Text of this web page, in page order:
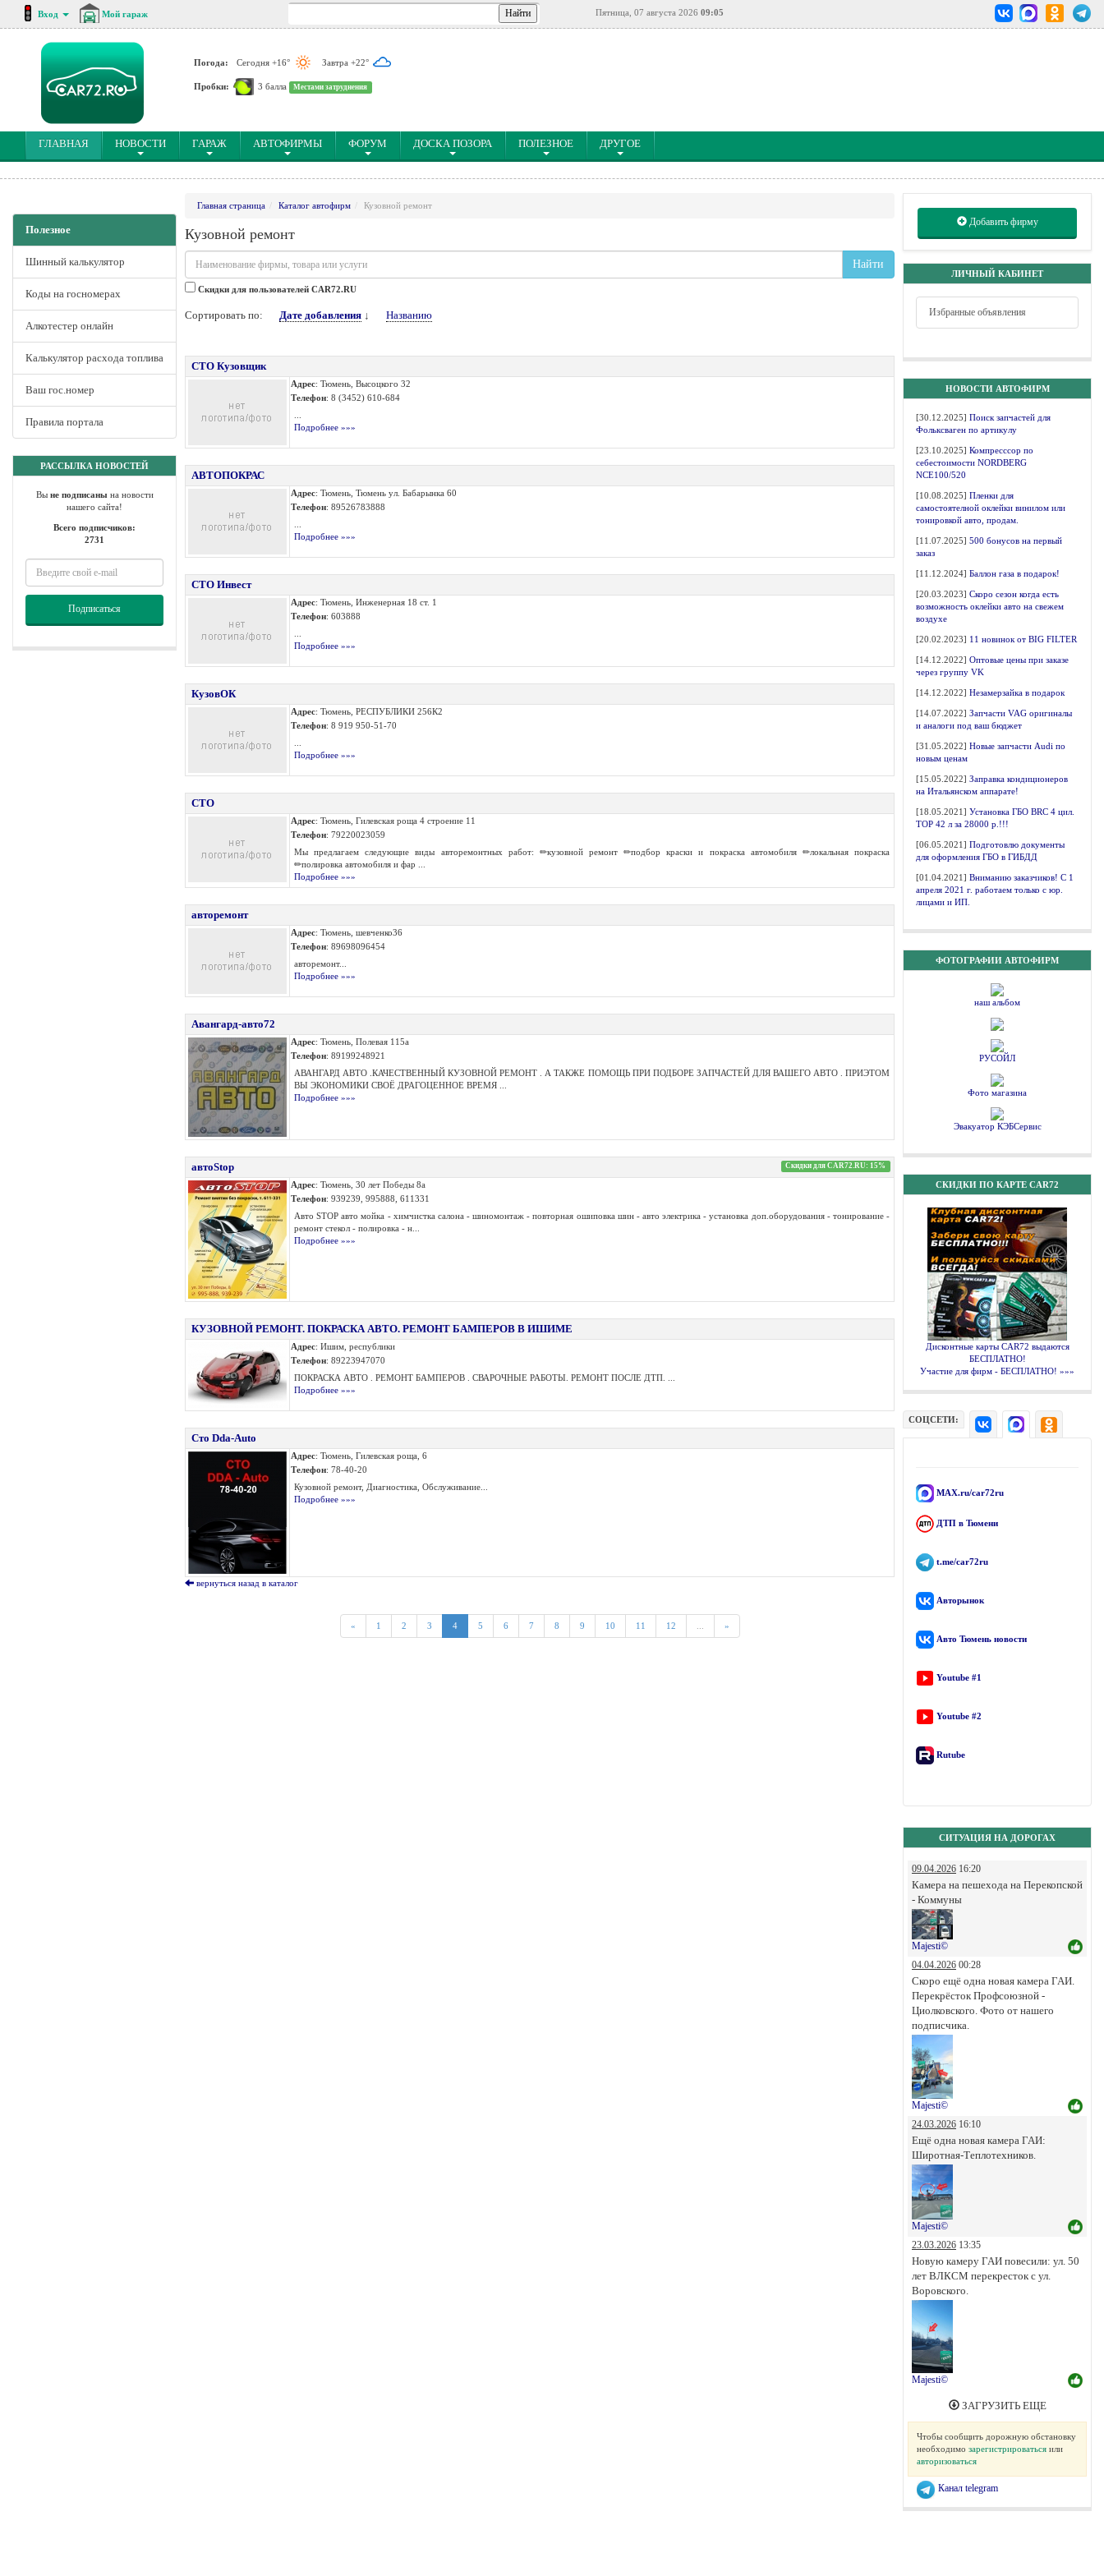
Вход Мой гараж Пятница, 07 августа 2026 09:05
Погода: Сегодня +16° Завтра +22°
Пробки: 3 балла Местами затруднения
ГЛАВНАЯ(CURRENT)
НОВОСТИ ГАРАЖ АВТОФИРМЫ ФОРУМ ДОСКА ПОЗОРА ПОЛЕЗНОЕ ДРУГОЕ
Полезное
Шинный калькулятор
Коды на госномерах
Алкотестер онлайн
Калькулятор расхода топлива
Ваш гос.номер
Правила портала
РАССЫЛКА НОВОСТЕЙ
Вы не подписанына новости
нашего сайта!
Всего подписчиков:
2731
Подписаться
Добавить фирму
ЛИЧНЫЙ КАБИНЕТ
Избранные объявления
НОВОСТИ АВТОФИРМ
[30.12.2025] Поиск запчастей для
Фольксваген по артикулу
[23.10.2025] Компресссор по
себестоимости NORDBERG
NCE100/520
[10.08.2025] Пленки для
самостоятелной оклейки винилом или
тонировкой авто, продам.
[11.07.2025] 500 бонусов на первый
заказ
[11.12.2024] Баллон газа в подарок!
[20.03.2023] Скоро сезон когда есть
возможность оклейки авто на свежем
воздухе
[20.02.2023] 11 новинок от BIG FILTER
[14.12.2022] Оптовые цены при заказе
через группу VK
[14.12.2022] Незамерзайка в подарок
[14.07.2022] Запчасти VAG оригиналы
и аналоги под ваш бюджет
[31.05.2022] Новые запчасти Audi по
новым ценам
[15.05.2022] Заправка кондиционеров
на Итальянском аппарате!
[18.05.2021] Установка ГБО BRC 4 цил.
ТОР 42 л за 28000 р.!!!
[06.05.2021] Подготовлю документы
для оформления ГБО в ГИБДД
[01.04.2021] Вниманию заказчиков! С 1
апреля 2021 г. работаем только с юр.
лицами и ИП.
ФОТОГРАФИИ АВТОФИРМ
наш альбом
РУСОЙЛ
Фото магазина
Эвакуатор КЭБСервис
СКИДКИ ПО КАРТЕ CAR72
Дисконтные карты CAR72 выдаются
БЕСПЛАТНО!
Участие для фирм - БЕСПЛАТНО! »»»
СОЦСЕТИ:
MAX.ru/car72ru
ДТП в Тюмени
t.me/car72ru
Авторынок
Авто Тюмень новости
Youtube #1
Youtube #2
Rutube
СИТУАЦИЯ НА ДОРОГАХ
09.04.2026 16:20
Камера на пешехода на Перекопской
- Коммуны
Majesti©
04.04.2026 00:28
Скоро ещё одна новая камера ГАИ.
Перекрёсток Профсоюзной -
Циолковского. Фото от нашего
подписчика.
Majesti©
24.03.2026 16:10
Ещё одна новая камера ГАИ:
Широтная-Теплотехников.
Majesti©
23.03.2026 13:35
Новую камеру ГАИ повесили: ул. 50
лет ВЛКСМ перекресток с ул.
Воровского.
Majesti©
ЗАГРУЗИТЬ ЕЩЕ
Чтобы сообщить дорожную обстановку
необходимо зарегистрироваться или
авторизоваться
Канал telegram
Главная страница Каталог автофирм Кузовной ремонт
Кузовной ремонт
Найти
Cкидки для пользователей CAR72.RU
Сортировать по: Дате добавления ↓ Названию
СТО Кузовщик
Адрес: Тюмень, Высоцкого 32
Телефон: 8 (3452) 610-684
Подробнее »»»
АВТОПОКРАС
Адрес: Тюмень, Тюмень ул. Бабарынка 60
Телефон: 89526783888
Подробнее »»»
СТО Инвест
Адрес: Тюмень, Инженерная 18 ст. 1
Телефон: 603888
Подробнее »»»
КузовОК
Адрес: Тюмень, РЕСПУБЛИКИ 256К2
Телефон: 8 919 950-51-70
Подробнее »»»
СТО
Адрес: Тюмень, Гилевская роща 4 строение 11
Телефон: 79220023059
Мы предлагаем следующие виды авторемонтных работ: ✏кузовной ремонт ✏подбор краски и покраска автомобиля ✏локальная покраска
✏полировка автомобиля и фар ...
Подробнее »»»
авторемонт
Адрес: Тюмень, шевченко36
Телефон: 89698096454
авторемонт...
Подробнее »»»
Авангард-авто72
Адрес: Тюмень, Полевая 115а
Телефон: 89199248921
АВАНГАРД АВТО .КАЧЕСТВЕННЫЙ КУЗОВНОЙ РЕМОНТ . А ТАКЖЕ ПОМОЩЬ ПРИ ПОДБОРЕ ЗАПЧАСТЕЙ ДЛЯ ВАШЕГО АВТО . ПРИЭТОМ
ВЫ ЭКОНОМИКИ СВОЁ ДРАГОЦЕННОЕ ВРЕМЯ ...
Подробнее »»»
автоStop Скидки для CAR72.RU: 15%
Адрес: Тюмень, 30 лет Победы 8а
Телефон: 939239, 995888, 611331
Авто STOP авто мойка - химчистка салона - шиномонтаж - повторная ошиповка шин - авто электрика - установка доп.оборудования - тонирование -
ремонт стекол - полировка - н...
Подробнее »»»
КУЗОВНОЙ РЕМОНТ. ПОКРАСКА АВТО. РЕМОНТ БАМПЕРОВ В ИШИМЕ
Адрес: Ишим, республики
Телефон: 89223947070
ПОКРАСКА АВТО . РЕМОНТ БАМПЕРОВ . СВАРОЧНЫЕ РАБОТЫ. РЕМОНТ ПОСЛЕ ДТП. ...
Подробнее »»»
Сто Dda-Auto
Адрес: Тюмень, Гилевская роща, 6
Телефон: 78-40-20
Кузовной ремонт, Диагностика, Обслуживание...
Подробнее »»»
вернуться назад в каталог
« 1 2 3 4 5 6 7 8 9 10 11 12 »